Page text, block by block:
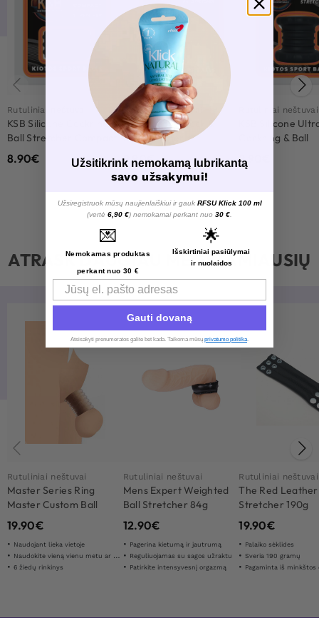
Rutuliniai neštuvai
KSB Silicone Cockring &
Ball Stretcher Compact
8.90€
Rutuliniai neštuvai
KSB Silicone Cock &
Ballstretcher
9.90€
Rutuliniai neštuvai
KSB Silicone
Cockring & Ball
9.90
ATRASK DAUGIAU MĖGSTAMIAUSIŲ
Rutuliniai neštuvai
Master Series Ring
Master Custom Ball
Stretcher Kit
19.90€
Naudojant lieka vietoje
Naudokite vieną vienu metu ar visa
6 žiedų rinkinys
Rutuliniai neštuvai
Mens Expert Weighted
Ball Stretcher 84g
12.90€
Pagerina kietumą ir jautrumą
Reguliuojamas su sagos užraktu
Patirkite intensyvesnį orgazmą
Rutuliniai neštuvai
The Red
Stretcher 190g
19.90€
Palaiko sėklides
Sveria 190 gramų
Pagaminta iš minkštos
Užsitikrink nemokamą lubrikantą
savo užsakymui!
Užsiregistruok mūsų naujienlaiškiui ir gauk RFSU Klick 100 ml
(vertė 6,90 €) nemokamai perkant nuo 30 €
💌
Nemokamas produktas
perkant nuo 30 €
🌟
Išskirtiniai pasiūlymai
ir nuolaidos
Email
Gauti dovaną
Atsisakyti prenumeratos galite bet kada. Taikoma mūsų privatumo politika